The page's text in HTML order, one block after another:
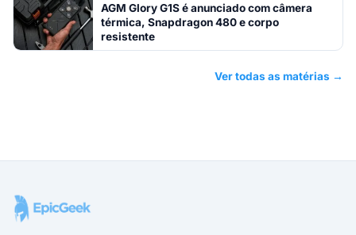
AGM Glory G1S é anunciado com câmera
térmica, Snapdragon 480 e corpo
resistente
Ver todas as matérias →